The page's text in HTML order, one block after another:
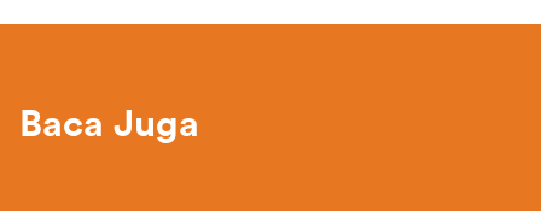
Baca Juga